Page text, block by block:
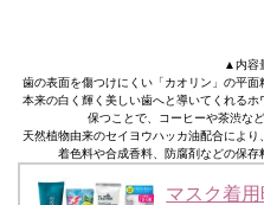
▲内容
歯の表面を傷つけにくい「カオリン」の平面
本来の白く輝く美しい歯へと導いてくれる
保つことで、コーヒーや茶渋な
天然植物由来のセイヨウハッカ油配合によ
着色料や合成香料、防腐剤などの保存
マスク着